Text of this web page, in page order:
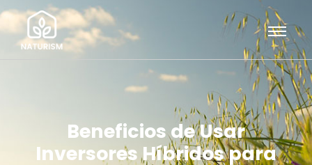
Beneficios de Usar
Inversores Híbridos para